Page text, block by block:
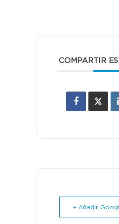
COMPARTIR
+ Añadir